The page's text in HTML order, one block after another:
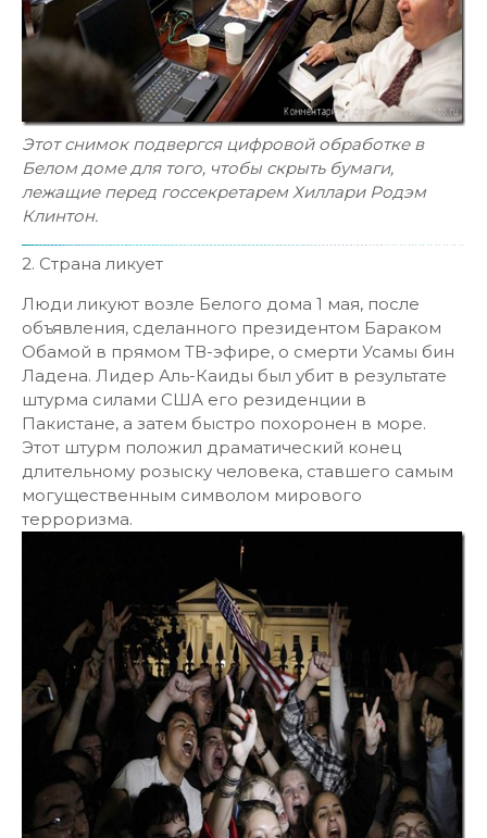
Этот снимок подвергся цифровой обработке в
Белом доме для того, чтобы скрыть бумаги,
лежащие перед госсекретарем Хиллари Родэм
Клинтон.
2. Страна ликует
Люди ликуют возле Белого дома 1 мая, после
объявления, сделанного президентом Бараком
Обамой в прямом ТВ-эфире, о смерти Усамы бин
Ладена. Лидер Аль-Каиды был убит в результате
штурма силами США его резиденции в
Пакистане, а затем быстро похоронен в море.
Этот штурм положил драматический конец
длительному розыску человека, ставшего самым
могущественным символом мирового
терроризма.